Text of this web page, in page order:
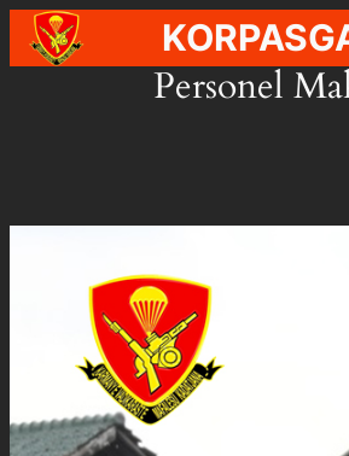
Skip
Personel